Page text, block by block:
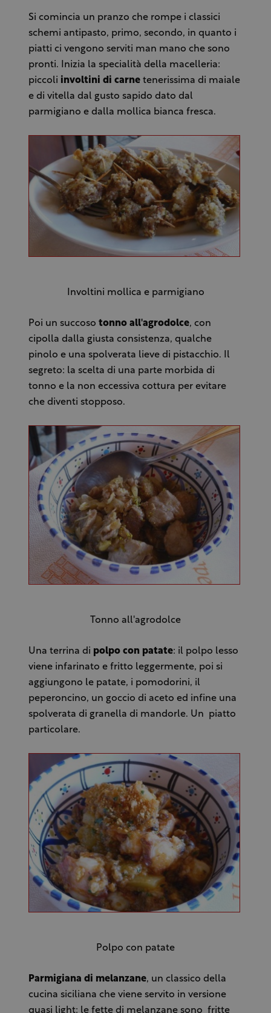
Si comincia un pranzo che rompe i classici
schemi antipasto, primo, secondo, in quanto i
piatti ci vengono serviti man mano che sono
pronti. Inizia la specialità della macelleria:
piccoli involtini di carnetenerissima di maiale
e di vitella dal gusto sapido dato dal
parmigiano e dalla mollica bianca fresca.
Involtini mollica e parmigiano
Poi un succoso tonno all'agrodolce, con
cipolla dalla giusta consistenza, qualche
pinolo e una spolverata lieve di pistacchio. Il
segreto: la scelta di una parte morbida di
tonno e la non eccessiva cottura per evitare
che diventi stopposo.
Tonno all'agrodolce
Una terrina di polpo con patate: il polpo lesso
viene infarinato e fritto leggermente, poi si
aggiungono le patate, i pomodorini, il
peperoncino, un goccio di aceto ed infine una
spolverata di granella di mandorle. Un piatto
particolare.
Polpo con patate
Parmigiana di melanzane, un classico della
cucina siciliana che viene servito in versione
quasi light: le fette di melanzane sono fritte